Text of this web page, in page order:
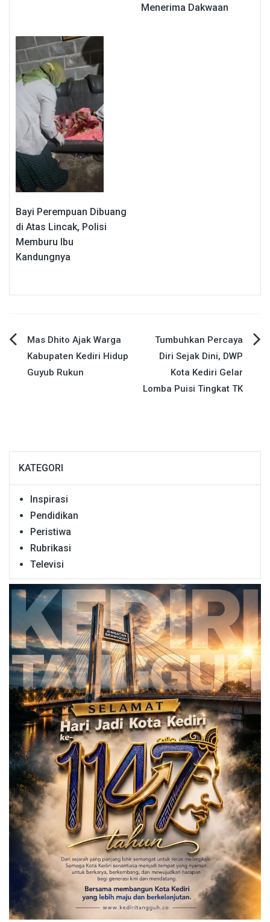
Menerima Dakwaan
Bayi Perempuan Dibuang
di Atas Lincak, Polisi
Memburu Ibu
Kandungnya
Navigasi
pos
Mas Dhito Ajak Warga
Kabupaten Kediri Hidup
Guyub Rukun
Tumbuhkan Percaya
Diri Sejak Dini, DWP
Kota Kediri Gelar
Lomba Puisi Tingkat TK
KATEGORI
Inspirasi
Pendidikan
Peristiwa
Rubrikasi
Televisi